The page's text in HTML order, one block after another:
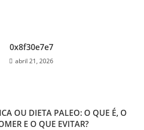
0x8f30e7e7
abril 21, 2026
OU DIETA PALEO: O QUE É, O
E O QUE EVITAR?